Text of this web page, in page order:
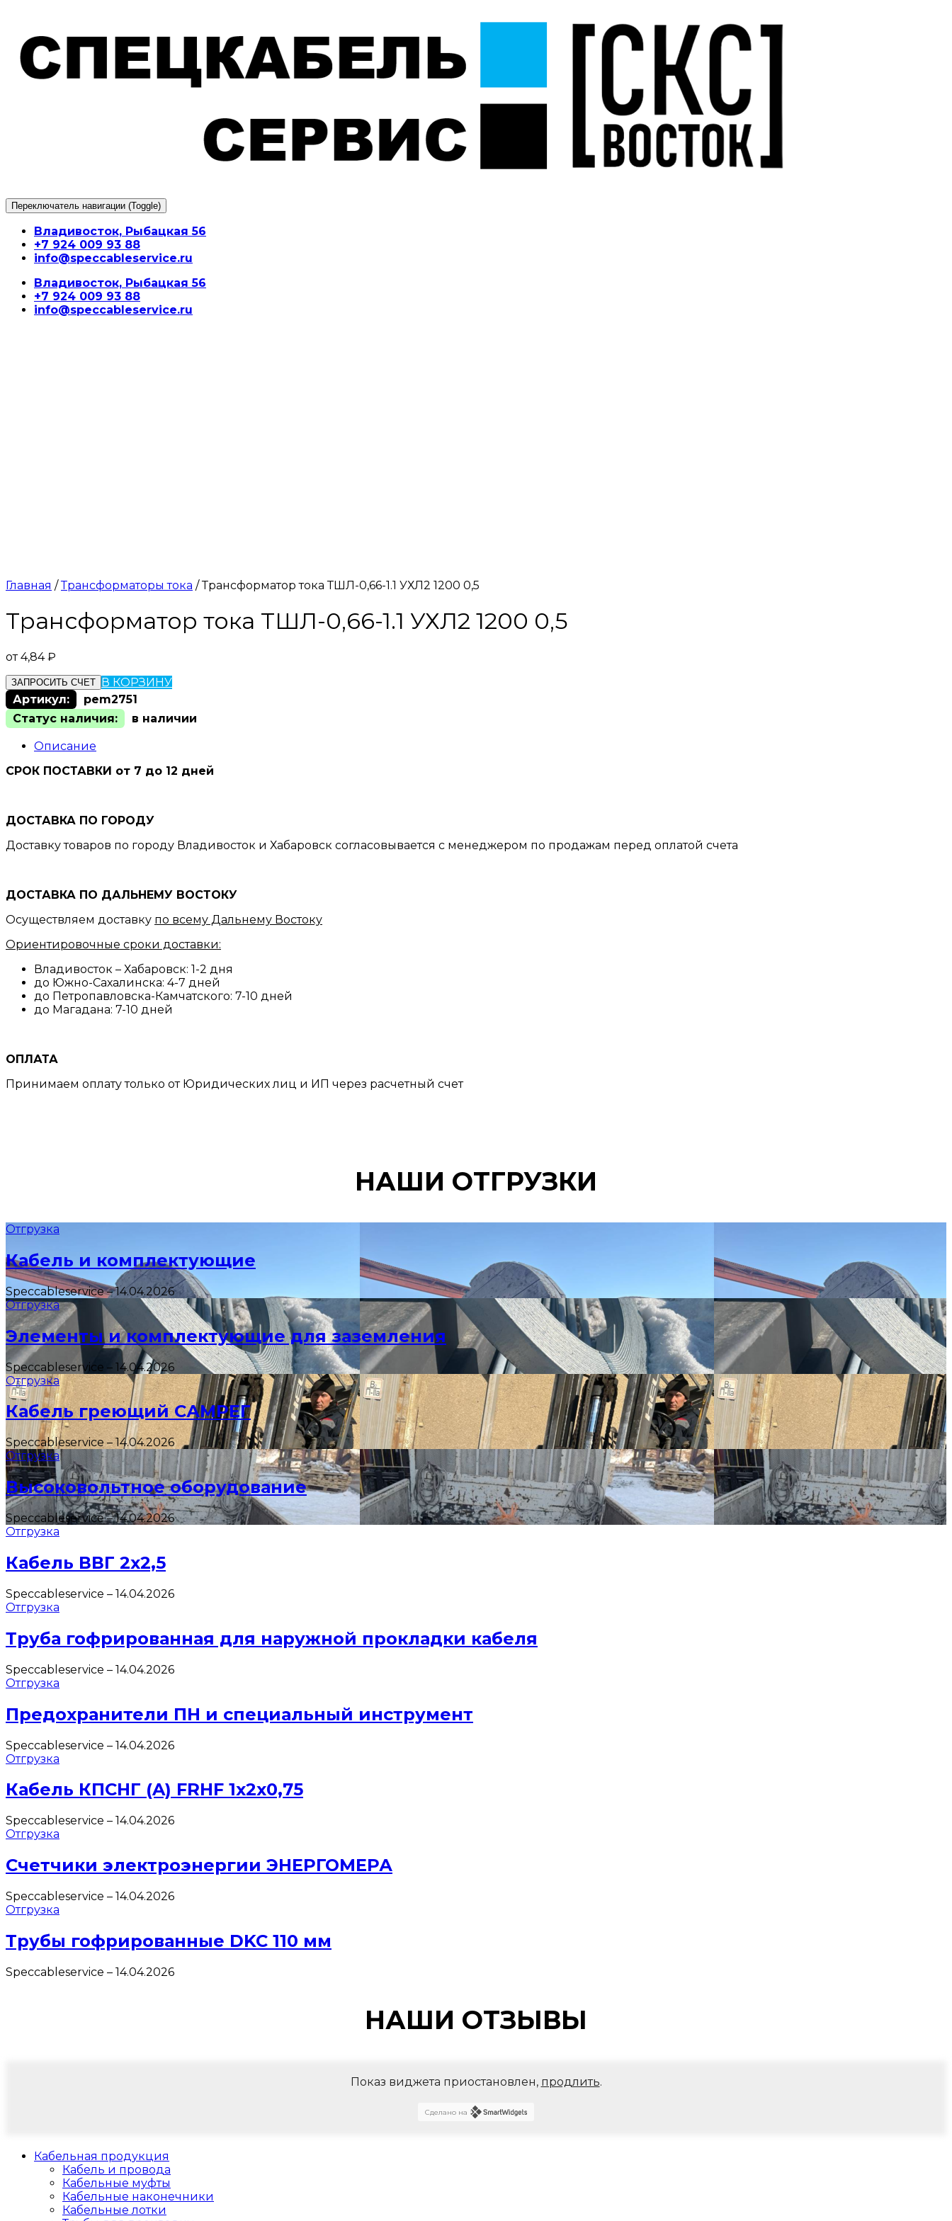
содержимому
Переключатель навигации (Toggle)
Владивосток, Рыбацкая 56
+7 924 009 93 88
info@speccableservice.ru
Владивосток, Рыбацкая 56
+7 924 009 93 88
info@speccableservice.ru
Главная /Трансформаторы тока / Трансформатор тока ТШЛ-0,66-1.1 УХЛ2 1200 0,5
Трансформатор тока ТШЛ-0,66-1.1 УХЛ2 1200 0,5
от4,84₽
ЗАПРОСИТЬ СЧЕТ В КОРЗИНУ
Артикул:
pem2751
Статус наличия:
в наличии
Описание
СРОК ПОСТАВКИ от 7 до 12 дней
ДОСТАВКА ПО ГОРОДУ
Доставку товаров по городу Владивосток и Хабаровск согласовывается с менеджером по продажам перед оплатой счета
ДОСТАВКА ПО ДАЛЬНЕМУ ВОСТОКУ
Осуществляем доставку по всему Дальнему Востоку
Ориентировочные сроки доставки:
Владивосток – Хабаровск: 1-2 дня
до Южно-Сахалинска: 4-7 дней
до Петропавловска-Камчатского: 7-10 дней
до Магадана: 7-10 дней
ОПЛАТА
Принимаем оплату только от Юридических лиц и ИП через расчетный счет
НАШИ ОТГРУЗКИ
Отгрузка
Кабель и комплектующие
Speccableservice–14.04.2026
Отгрузка
Элементы и комплектующие для заземления
Speccableservice – 14.04.2026
Отгрузка
Кабель греющий САМРЕГ
Speccableservice–14.04.2026
Отгрузка
Высоковольтное оборудование
Speccableservice–14.04.2026
Отгрузка
Кабель ВВГ 2х2,5
Speccableservice – 14.04.2026
Отгрузка
Труба гофрированная для наружной прокладки кабеля
Speccableservice – 14.04.2026
Отгрузка
Предохранители ПН и специальный инструмент
Speccableservice – 14.04.2026
Отгрузка
Кабель КПСНГ (A) FRHF 1х2х0,75
Speccableservice – 14.04.2026
Отгрузка
Счетчики электроэнергии ЭНЕРГОМЕРА
Speccableservice – 14.04.2026
Отгрузка
Трубы гофрированные DKC 110 мм
Speccableservice – 14.04.2026
НАШИ ОТЗЫВЫ
Показ виджета приостановлен, продлить.
Сделано на
Кабельная продукция
Кабель и провода
Кабельные муфты
Кабельные наконечники
Кабельные лотки